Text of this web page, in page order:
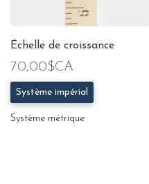
Échelle de croissance
70,00$CA
Système impérial
Système métrique